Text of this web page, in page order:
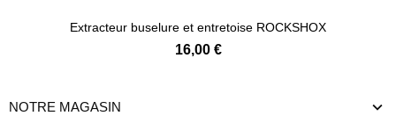
Extracteur buselure et entretoise ROCKSHOX
16,00 €
NOTRE MAGASIN